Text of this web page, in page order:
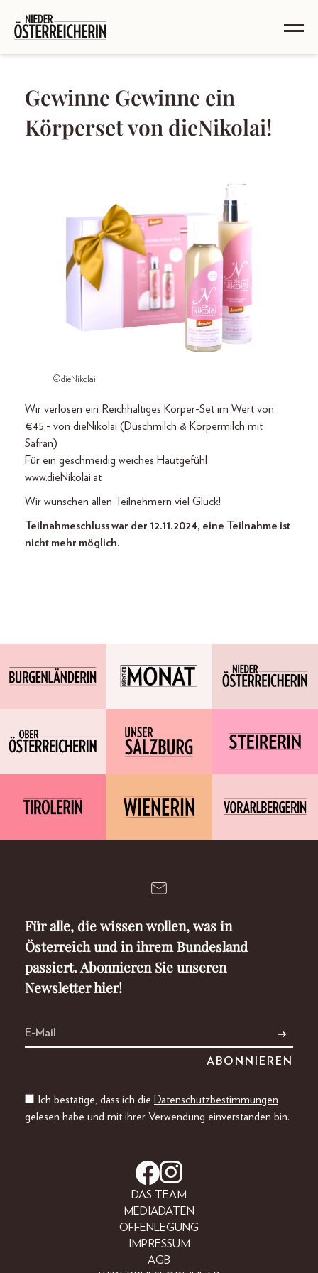
Gewinne Gewinne ein
Körperset von dieNikolai!
©dieNikolai
Wir verlosen ein Reichhaltiges Körper-Set im Wert von
€45,- von dieNikolai (Duschmilch & Körpermilch mit
Safran)
Für ein geschmeidig weiches Hautgefühl
www.dieNikolai.at
Wir wünschen allen Teilnehmern viel Glück!
Teilnahmeschluss war der 12.11.2024, eine Teilnahme ist
nicht mehr möglich.
Für alle, die wissen wollen, was in
Österreich und in ihrem Bundesland
passiert. Abonnieren Sie unseren
Newsletter hier!
Ich bestätige, dass ich die Datenschutzbestimmungen
gelesen habe und mit ihrer Verwendung einverstanden bin.
DAS TEAM
MEDIADATEN
OFFENLEGUNG
IMPRESSUM
AGB